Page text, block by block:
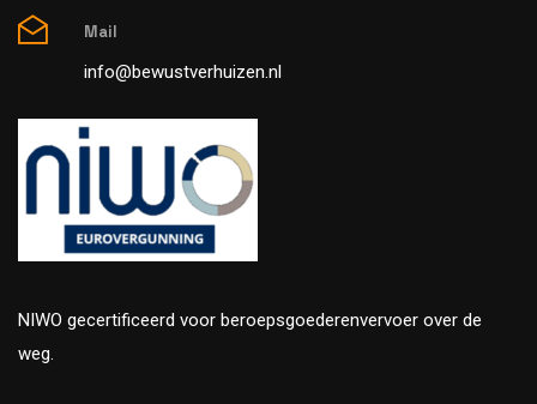
Mail
info@bewustverhuizen.nl
NIWO gecertificeerd voor beroepsgoederenvervoer over de
weg.